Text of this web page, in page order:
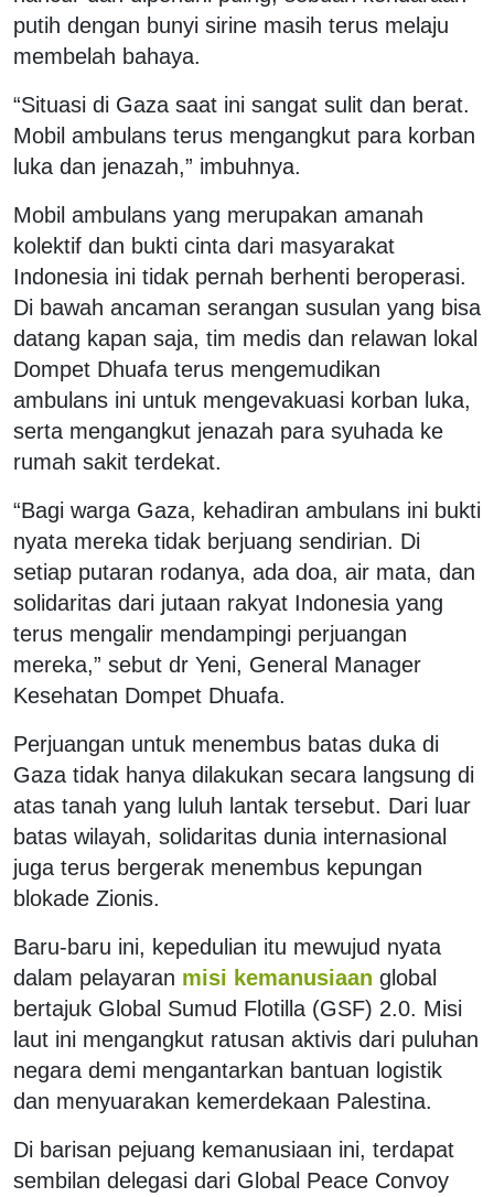
putih dengan bunyi sirine masih terus melaju
membelah bahaya.
“Situasi di Gaza saat ini sangat sulit dan berat.
Mobil ambulans terus mengangkut para korban
luka dan jenazah,” imbuhnya.
Mobil ambulans yang merupakan amanah
kolektif dan bukti cinta dari masyarakat
Indonesia ini tidak pernah berhenti beroperasi.
Di bawah ancaman serangan susulan yang bisa
datang kapan saja, tim medis dan relawan lokal
Dompet Dhuafa terus mengemudikan
ambulans ini untuk mengevakuasi korban luka,
serta mengangkut jenazah para syuhada ke
rumah sakit terdekat.
“Bagi warga Gaza, kehadiran ambulans ini bukti
nyata mereka tidak berjuang sendirian. Di
setiap putaran rodanya, ada doa, air mata, dan
solidaritas dari jutaan rakyat Indonesia yang
terus mengalir mendampingi perjuangan
mereka,” sebut dr Yeni, General Manager
Kesehatan Dompet Dhuafa.
Perjuangan untuk menembus batas duka di
Gaza tidak hanya dilakukan secara langsung di
atas tanah yang luluh lantak tersebut. Dari luar
batas wilayah, solidaritas dunia internasional
juga terus bergerak menembus kepungan
blokade Zionis.
Baru-baru ini, kepedulian itu mewujud nyata
dalam pelayaran misi kemanusiaan global
bertajuk Global Sumud Flotilla (GSF) 2.0. Misi
laut ini mengangkut ratusan aktivis dari puluhan
negara demi mengantarkan bantuan logistik
dan menyuarakan kemerdekaan Palestina.
Di barisan pejuang kemanusiaan ini, terdapat
sembilan delegasi dari Global Peace Convoy